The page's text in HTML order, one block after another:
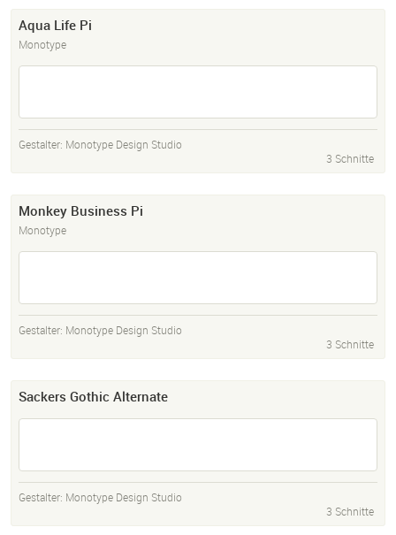
Aqua Life Pi
Monotype
Gestalter: Monotype Design Studio
3 Schnitte
Monkey Business Pi
Monotype
Gestalter: Monotype Design Studio
3 Schnitte
Sackers Gothic Alternate
Gestalter: Monotype Design Studio
3 Schnitte